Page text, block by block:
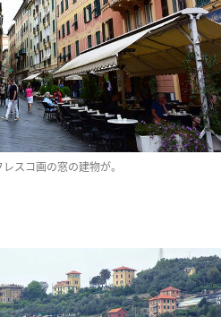
スコ画の窓の建物が。